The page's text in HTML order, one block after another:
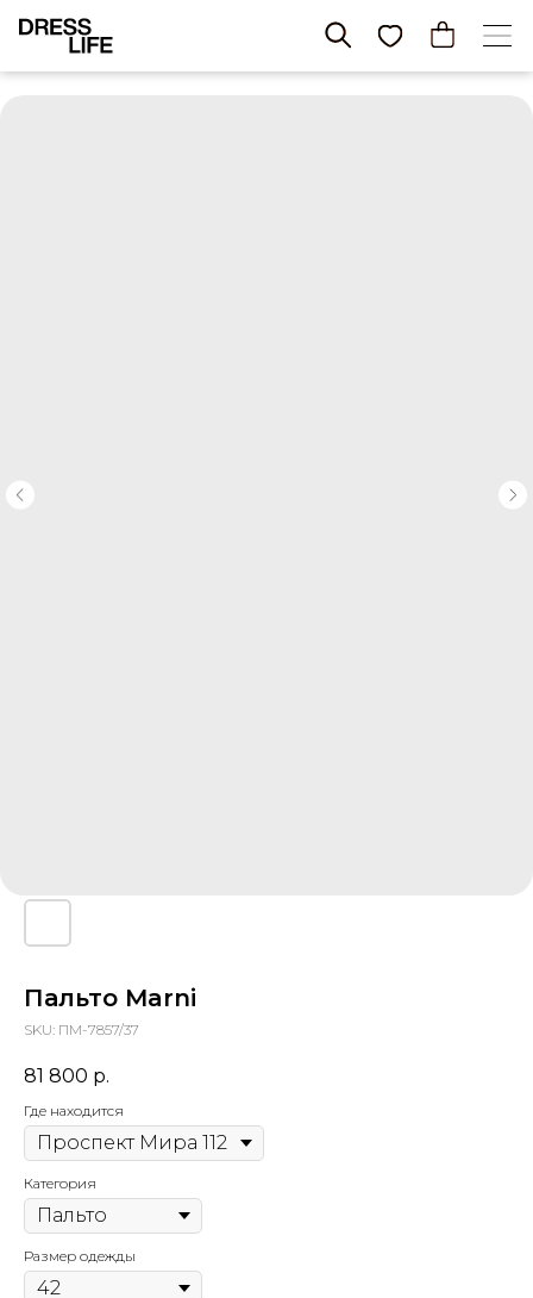
Пальто Marni
SKU: ПМ-7857/37
81 800 р.
Где находится
Категория
Размер одежды